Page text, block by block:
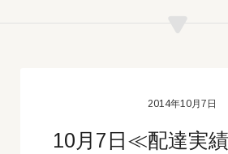
2014年10月7日
10月7日≪配達実